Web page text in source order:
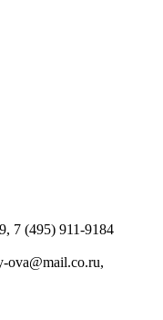
7 (495) 911-9184
ova@mail.co.ru,